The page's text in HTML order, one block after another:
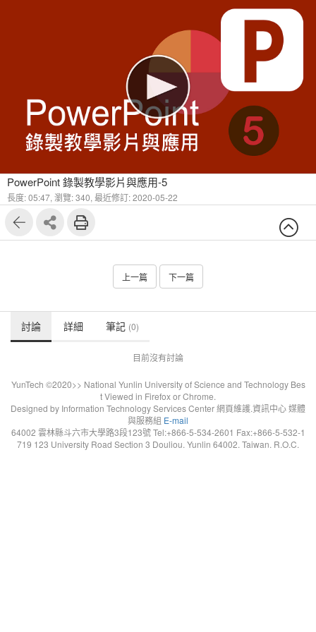
PowerPoint 錄製教學影片與應用-5
長度: 05:47, 瀏覽: 340, 最近修訂: 2020-05-22
上一篇 下一篇
討論 詳細 筆記 (0)
目前沒有討論
YunTech ©2020>> National Yunlin University of Science and Technology Bes
t Viewed in Firefox or Chrome.
Designed by Information Technology Services Center 網頁維護.資訊中心 媒體
與服務組 E-mail
64002 雲林縣斗六市大學路3段123號 Tel:+866-5-534-2601 Fax:+866-5-532-1
719 123 University Road Section 3 Douliou. Yunlin 64002. Taiwan. R.O.C.